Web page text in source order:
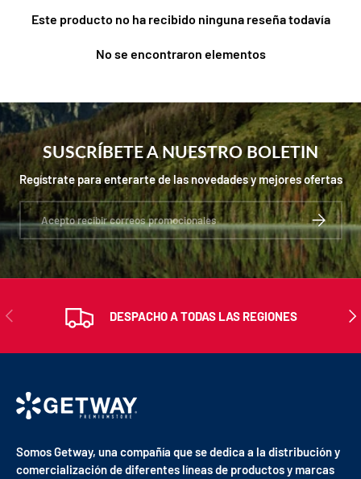
Este producto no ha recibido ninguna reseña todavía
No se encontraron elementos
SUSCRÍBETE A NUESTRO BOLETIN
Regístrate para enterarte de las novedades y mejores ofertas
Correo electrónico
ANTERIOR DESPACHO A TODAS LAS REGIONES
Somos Getway, una compañía que se dedica a la distribución y
comercialización de diferentes líneas de productos y marcas